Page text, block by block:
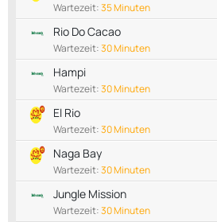
Wartezeit:35 Minuten
Rio Do Cacao
Wartezeit:30 Minuten
Hampi
Wartezeit:30 Minuten
El Rio
Wartezeit:30 Minuten
Naga Bay
Wartezeit:30 Minuten
Jungle Mission
Wartezeit:30 Minuten